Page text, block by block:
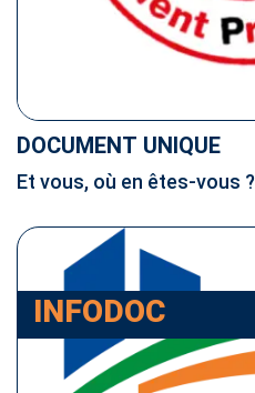
DOCUMENT UNIQUE
Et vous, où en êtes-vous ?
INFODOC